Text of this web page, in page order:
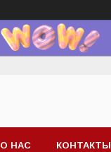
О НАС КОНТАКТЫ